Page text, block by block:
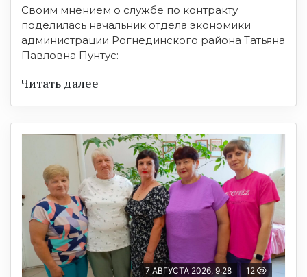
Своим мнением о службе по контракту
поделилась начальник отдела экономики
администрации Рогнединского района Татьяна
Павловна Пунтус:
Читать далее
7 АВГУСТА 2026, 9:28 12